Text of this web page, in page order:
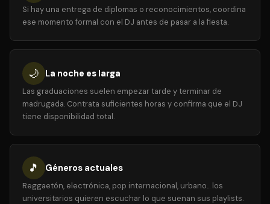
Si hay una entrega de diplomas o reconocimientos, coordina
ese momento formal con el DJ antes de pasar a la fiesta.
🌙 La noche es larga
Las graduaciones suelen empezar tarde y terminar de
madrugada. Contrata suficientes horas y confirma que el DJ
tiene disponibilidad total.
🎵 Géneros actuales
Reggaetón, electrónica, pop internacional, urbano... los
universitarios quieren escuchar lo que suenan sus playlists.